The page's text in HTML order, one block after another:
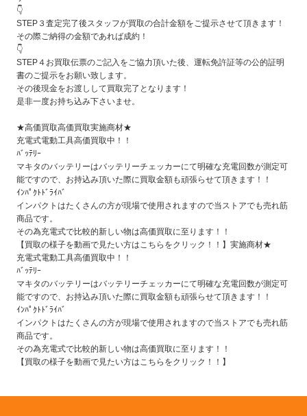
👇
STEP３査定完了後スタッフが買取の合計金額をご提示させて頂きます！
その際ご納得の金額であれば成約！
👇
STEP４お買取伝票のご記入をご協力頂いた後、運転免許証等の公的証明
書のご提示をお願い致します。
その後現金をお渡しして買取完了となります！
是非一度お持ち込み下さいませ。
★高価買取高価買取実施商材★
充電式電動工具高価買取中！！
ﾊﾞｯﾃﾘｰ
マキタのバッテリーはバッテリーチェッカーにて明確な充電回数が測定可
能ですので、お持込み頂いた際に買取金額も頑張らせて頂きます！！
ｲﾝﾊﾟｸﾄﾄﾞﾗｲﾊﾞ
インパクトはたくさんの方が現場で使用されますので当ストアでも売れ筋
商品です。
その為充電式で比較的新しい物は高価買取に至ります！！
【買取の様子を動画で見たい方はこちらをクリック！！】実施商材★
充電式電動工具高価買取中！！
ﾊﾞｯﾃﾘｰ
マキタのバッテリーはバッテリーチェッカーにて明確な充電回数が測定可
能ですので、お持込み頂いた際に買取金額も頑張らせて頂きます！！
ｲﾝﾊﾟｸﾄﾄﾞﾗｲﾊﾞ
インパクトはたくさんの方が現場で使用されますので当ストアでも売れ筋
商品です。
その為充電式で比較的新しい物は高価買取に至ります！！
【買取の様子を動画で見たい方はこちらをクリック！！】